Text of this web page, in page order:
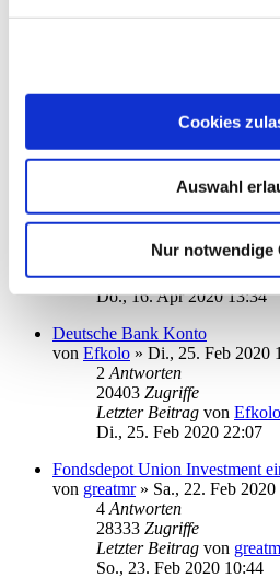
Cookies
Auswahl
Nur notwendige
Do., 11. Jun 2020 07:15
Installation Starmoney 9
Zugriffe
Mi., 27. Mai 2020 08:03
Intraday Informationen Deutsche
vonAnne B.»Do., 09. Apr
Zugriffe
Letzter Beitragvon
Do., 16. Apr 2020 13:34
Deutsche Bank Konto
von Efkolo » Di., 25. Feb 2020
2 Antworten
20403 Zugriffe
Letzter Beitrag von Efkolo
Di., 25. Feb 2020 22:07
Fondsdepot Union Investment
von greatmr» Sa., 22. Feb
4 Antworten
28333 Zugriffe
Letzter Beitrag von
So., 23. Feb 2020 10:44